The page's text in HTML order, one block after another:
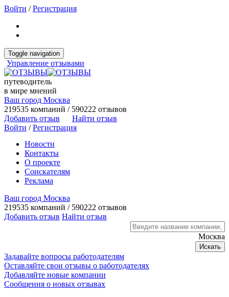
Войти /Регистрация
Toggle navigation
Управление отзывами
путеводитель
в мире мнений
Ваш город Москва
219535 компаний / 590222 отзывов
Добавить отзыв
Найти отзыв
Войти /Регистрация
Новости
Контакты
О проекте
Соискателям
Реклама
Ваш город Москва
219535 компаний / 590222 отзывов
Добавить отзыв Найти отзыв
Москва
Искать
Задавайте вопросы работодателям
Оставляйте свои отзывы о работодателях
Добавляйте новые компании
Сообщения о новых отзывах